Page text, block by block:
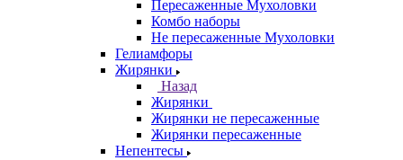
Пересаженные Мухоловки
Комбо наборы
Не пересаженные Мухоловки
Гелиамфоры
Жирянки
Назад
Жирянки
Жирянки не пересаженные
Жирянки пересаженные
Непентесы